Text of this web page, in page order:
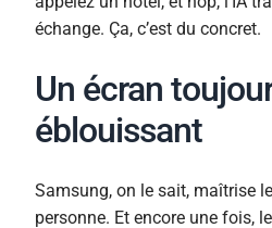
échange. Ça, c’est du concret.
Un écran
éblouissant
Samsung, on le sait, maîtrise
personne. Et encore une fois, le